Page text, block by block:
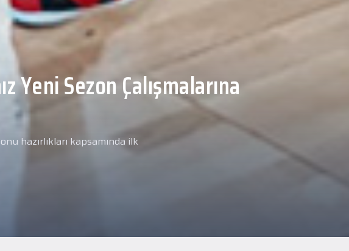
Malcolm, Anadolu Sağlık
sağlık kontrolünden
çalışmalarımız kapsamında yeni
partnerimiz Anadolu Sağlık Merkezi
geçti.